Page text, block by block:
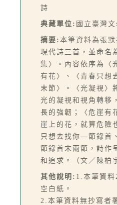
詩
典藏單位: 國立臺灣
摘要: 本筆資料為張
現代詩三首，並命名
集〉。內容依序為〈
有花〉、〈青春只想
末節〉。〈光凝視〉
光的凝視和視角轉移
長的強韌；〈危崖有
崖上的花，就算危險
只想去找你—節錄首
節錄首末兩節，詩作
和追求。（文／陳柏
其他說明: 1.本筆資料
空白紙。
2.本筆資料無抄寫者